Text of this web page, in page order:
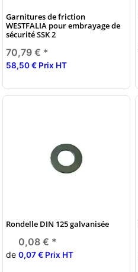
Garnitures de friction
WESTFALIA pour embrayage de
sécurité SSK 2
70,79 € *
58,50 € Prix HT
Rondelle DIN 125 galvanisée
de
0,08 € *
0,07 € Prix HT